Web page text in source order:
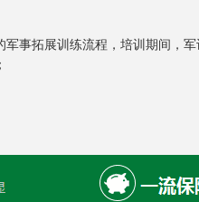
事拓展训练流程，培训期间，